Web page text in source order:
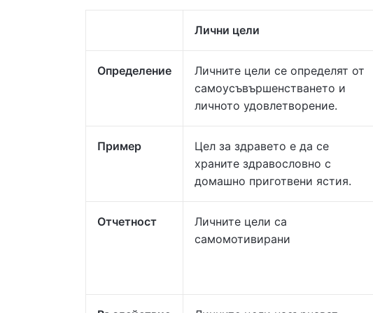
Лични цели
Определение
Личните цели се определят от
самоусъвършенстването и
личното удовлетворение.
Пример
Цел за здравето е да се
храните здравословно с
домашно приготвени ястия.
Отчетност
Личните цели са
самомотивирани